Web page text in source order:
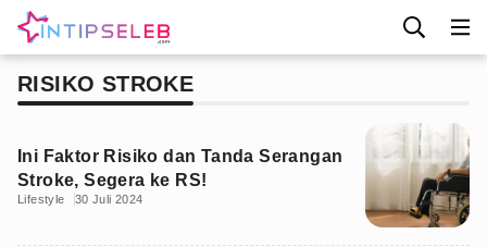
RISIKO STROKE
Ini Faktor Risiko dan Tanda Serangan
Stroke, Segera ke RS!
Lifestyle 30 Juli 2024